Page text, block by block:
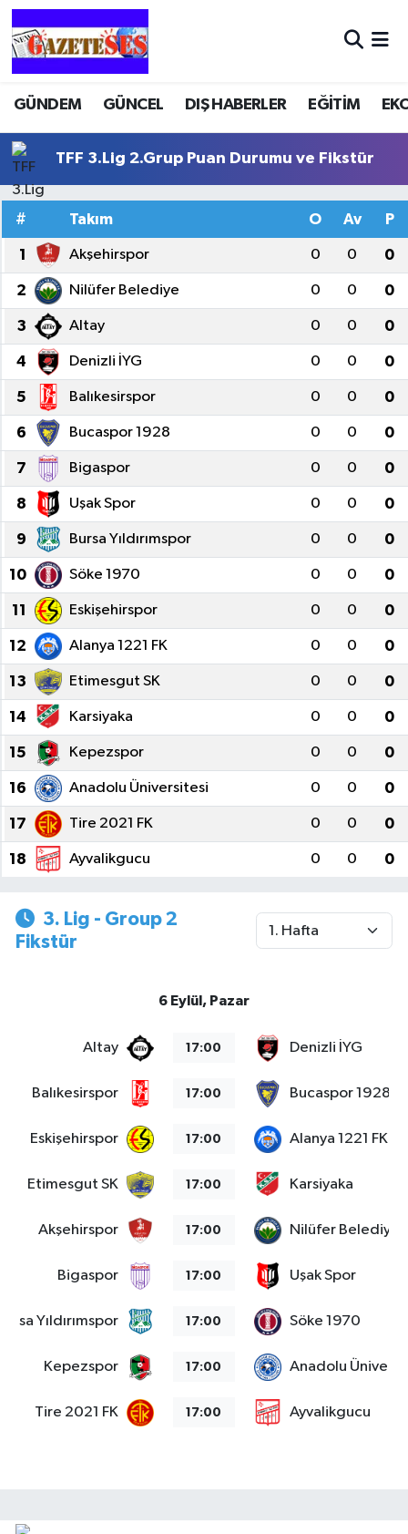
GÜNDEM GÜNCEL DIŞ HABERLER EĞİTİM
TFF 3.Lig 2.Grup Puan Durumu ve Fikstür
# Takım O Av P
1 Akşehirspor 0 0 0
2 Nilüfer Belediye 0 0 0
3 Altay 0 0 0
4 Denizli İYG 0 0 0
5 Balıkesirspor 0 0 0
6 Bucaspor 1928 0 0 0
7 Bigaspor 0 0 0
8 Uşak Spor 0 0 0
9 Bursa Yıldırımspor 0 0 0
10 Söke 1970 0 0 0
11 Eskişehirspor 0 0 0
12 Alanya 1221 FK 0 0 0
13 Etimesgut SK 0 0 0
14 Karsiyaka 0 0 0
15 Kepezspor 0 0 0
16 Anadolu Üniversitesi 0 0 0
17 Tire 2021 FK 0 0 0
18 Ayvalikgucu 0 0 0
3. Lig - Group 2
Fikstür
6 Eylül, Pazar
Altay 17:00 Denizli İYG
Balıkesirspor 17:00 Bucaspor 1928
Eskişehirspor 17:00 Alanya 1221 FK
Etimesgut SK 17:00 Karsiyaka
Akşehirspor 17:00 Nilüfer Belediye
Bigaspor 17:00 Uşak Spor
Yıldırımspor 17:00 Söke 1970
Kepezspor 17:00 Anadolu
Tire 2021 FK 17:00 Ayvalikgucu